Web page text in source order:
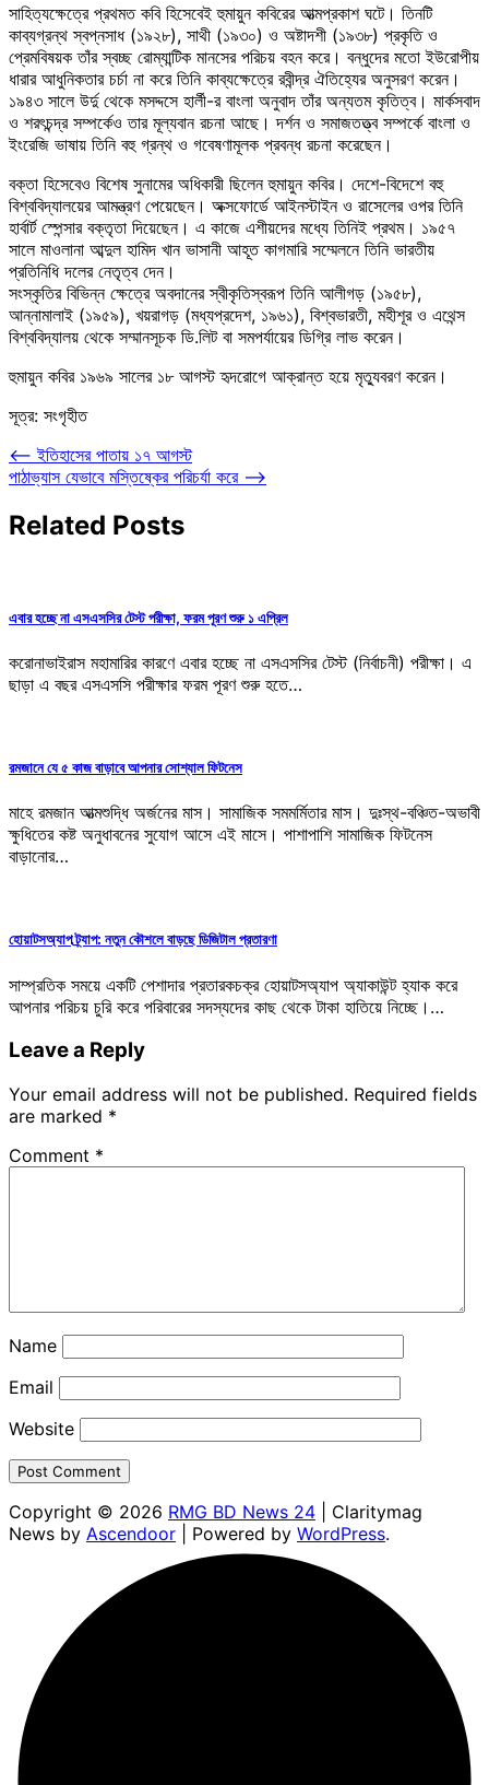
সাহিত্যক্ষেত্রে প্রথমত কবি হিসেবেই হুমায়ুন কবিরের আত্মপ্রকাশ ঘটে। তিনটি
কাব্যগ্রন্থ স্বপ্নসাধ (১৯২৮), সাথী (১৯৩০) ও অষ্টাদশী (১৯৩৮) প্রকৃতি ও
প্রেমবিষয়ক তাঁর স্বচ্ছ রোম্যান্টিক মানসের পরিচয় বহন করে। বন্ধুদের মতো ইউরোপীয়
ধারার আধুনিকতার চর্চা না করে তিনি কাব্যক্ষেত্রে রবীন্দ্র ঐতিহ্যের অনুসরণ করেন।
১৯৪৩ সালে উর্দু থেকে মসদ্দসে হার্লী-র বাংলা অনুবাদ তাঁর অন্যতম কৃতিত্ব। মার্কসবাদ
ও শরৎচন্দ্র সম্পর্কেও তার মূল্যবান রচনা আছে। দর্শন ও সমাজতত্ত্ব সম্পর্কে বাংলা ও
ইংরেজি ভাষায় তিনি বহু গ্রন্থ ও গবেষণামূলক প্রবন্ধ রচনা করেছেন।
বক্তা হিসেবেও বিশেষ সুনামের অধিকারী ছিলেন হুমায়ুন কবির। দেশে-বিদেশে বহু
বিশ্ববিদ্যালয়ের আমন্ত্রণ পেয়েছেন। অক্সফোর্ডে আইনস্টাইন ও রাসেলের ওপর তিনি
হার্বার্ট স্পেন্সার বক্তৃতা দিয়েছেন। এ কাজে এশীয়দের মধ্যে তিনিই প্রথম। ১৯৫৭
সালে মাওলানা আব্দুল হামিদ খান ভাসানী আহূত কাগমারি সম্মেলনে তিনি ভারতীয়
প্রতিনিধি দলের নেতৃত্ব দেন।
সংস্কৃতির বিভিন্ন ক্ষেত্রে অবদানের স্বীকৃতিস্বরূপ তিনি আলীগড় (১৯৫৮),
আন্নামালাই (১৯৫৯), খয়রাগড় (মধ্যপ্রদেশ, ১৯৬১), বিশ্বভারতী, মহীশূর ও এথেন্স
বিশ্ববিদ্যালয় থেকে সম্মানসূচক ডি.লিট বা সমপর্যায়ের ডিগ্রি লাভ করেন।
হুমায়ুন কবির ১৯৬৯ সালের ১৮ আগস্ট হৃদরোগে আক্রান্ত হয়ে মৃত্যুবরণ করেন।
সূত্র: সংগৃহীত
Post
navigation
⟵ ইতিহাসের পাতায় ১৭ আগস্ট
পাঠাভ্যাস যেভাবে মস্তিষ্কের পরিচর্যা করে ⟶
Related Posts
এবার হচ্ছে না এসএসসির টেস্ট পরীক্ষা, ফরম পূরণ শুরু ১ এপ্রিল
করোনাভাইরাস মহামারির কারণে এবার হচ্ছে না এসএসসির টেস্ট (নির্বাচনী) পরীক্ষা। এ
ছাড়া এ বছর এসএসসি পরীক্ষার ফরম পূরণ শুরু হতে…
রমজানে যে ৫ কাজ বাড়াবে আপনার সোশ্যাল ফিটনেস
মাহে রমজান আত্মশুদ্ধি অর্জনের মাস। সামাজিক সমমর্মিতার মাস। দুঃস্থ-বঞ্চিত-অভাবী
ক্ষুধিতের কষ্ট অনুধাবনের সুযোগ আসে এই মাসে। পাশাপাশি সামাজিক ফিটনেস
বাড়ানোর…
হোয়াটসঅ্যাপ ট্র্যাপ: নতুন কৌশলে বাড়ছে ডিজিটাল প্রতারণা
সাম্প্রতিক সময়ে একটি পেশাদার প্রতারকচক্র হোয়াটসঅ্যাপ অ্যাকাউন্ট হ্যাক করে
আপনার পরিচয় চুরি করে পরিবারের সদস্যদের কাছ থেকে টাকা হাতিয়ে নিচ্ছে।…
Leave a Reply
Your email address will not be published. Required fields
are marked *
Comment *
Name
Email
Website
Copyright © 2026 RMG BD News 24 | Claritymag
News by Ascendoor | Powered by WordPress.